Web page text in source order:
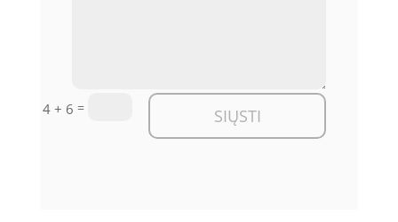
4 + 6 = SIŲSTI